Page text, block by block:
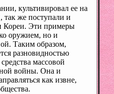
культивировал ее на
так же поступали и
Кореи. Эти примеры
оружием, но и
Таким образом,
разновидностью
массовой
войны. Она и
как извне,